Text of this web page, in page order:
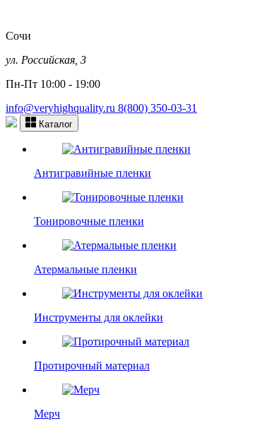
Сочи
ул. Российская, 3
Пн-Пт 10:00 - 19:00
info@veryhighquality.ru 8(800) 350-03-31
Каталог
Антигравийные пленки
Тонировочные пленки
Атермальные пленки
Инструменты для оклейки
Протирочный материал
Мерч